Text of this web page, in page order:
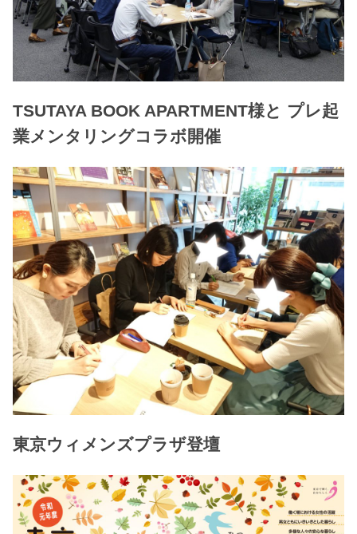
TSUTAYA BOOK APARTMENT様と プレ起
業メンタリングコラボ開催
東京ウィメンズプラザ登壇